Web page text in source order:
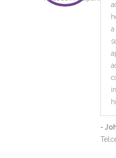
-